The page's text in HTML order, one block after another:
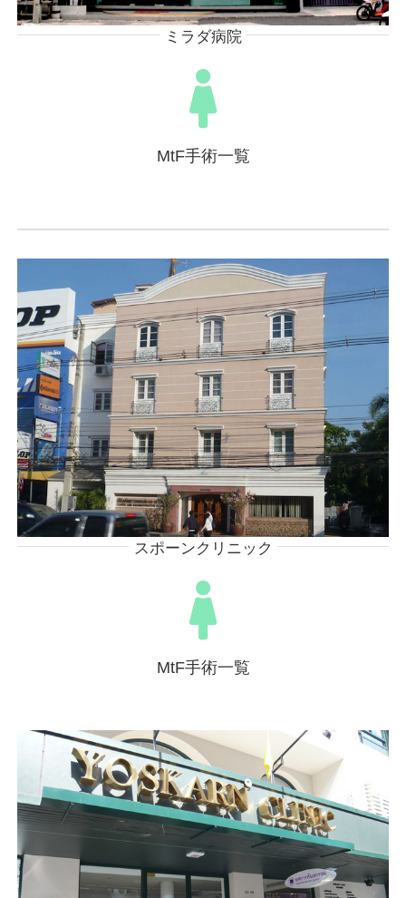
ミラダ病院
MtF手術一覧
スポーンクリニック
MtF手術一覧